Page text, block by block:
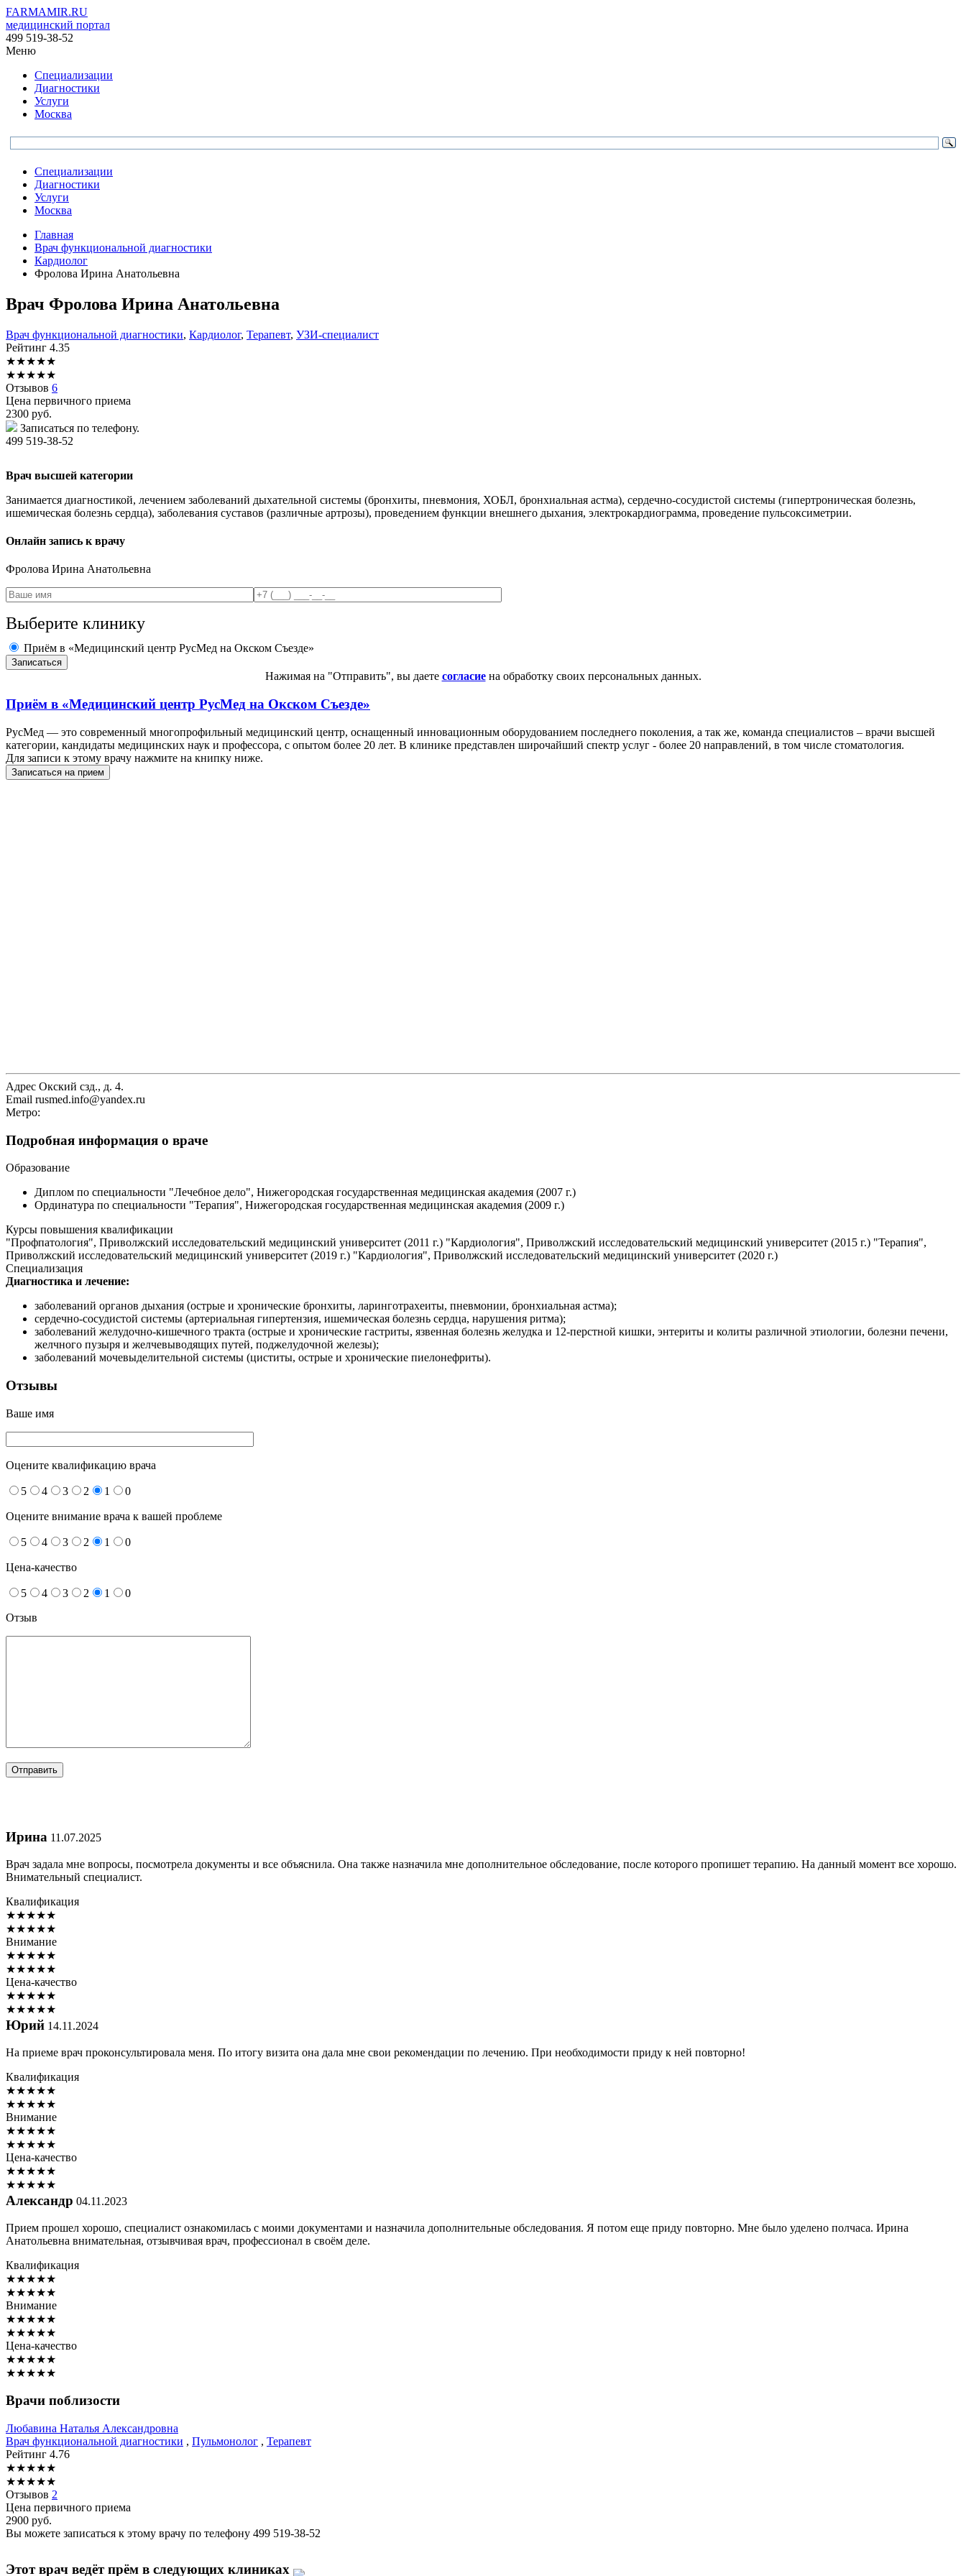
FARMAMIR.RU
медицинский портал
499 519-38-52
Меню
Специализации
Диагностики
Услуги
Москва
Специализации
Диагностики
Услуги
Москва
Главная
Врач функциональной диагностики
Кардиолог
Фролова Ирина Анатольевна
Врач Фролова Ирина Анатольевна
Врач функциональной диагностики, Кардиолог, Терапевт, УЗИ-специалист
Рейтинг 4.35
★★★★★
★★★★★
Отзывов 6
Цена первичного приема
2300 руб.
Записаться по телефону.
499 519-38-52
Врач высшей категории
Занимается диагностикой, лечением заболеваний дыхательной системы (бронхиты, пневмония, ХОБЛ, бронхиальная астма), сердечно-сосудистой системы (гипертроническая болезнь,
ишемическая болезнь сердца), заболевания суставов (различные артрозы), проведением функции внешнего дыхания, электрокардиограмма, проведение пульсоксиметрии.
Онлайн запись к врачу
Фролова Ирина Анатольевна
Выберите клинику
Приём в «Медицинский центр РусМед на Окском Съезде»
Нажимая на "Отправить", вы даете согласиена обработку своих персональных данных.
Приём в «Медицинский центр РусМед на Окском Съезде»
РусМед — это современный многопрофильный медицинский центр, оснащенный инновационным оборудованием последнего поколения, а так же, команда специалистов – врачи высшей
категории, кандидаты медицинских наук и профессора, с опытом более 20 лет. В клинике представлен широчайший спектр услуг - более 20 направлений, в том числе стоматология.
Для записи к этому врачу нажмите на книпку ниже.
Записаться на прием
Адрес Окский сзд., д. 4.
Email rusmed.info@yandex.ru
Метро:
Подробная информация о враче
Образование
Диплом по специальности "Лечебное дело", Нижегородская государственная медицинская академия (2007 г.)
Ординатура по специальности "Терапия", Нижегородская государственная медицинская академия (2009 г.)
Курсы повышения квалификации
"Профпатология", Приволжский исследовательский медицинский университет (2011 г.) "Кардиология", Приволжский исследовательский медицинский университет (2015 г.) "Терапия",
Приволжский исследовательский медицинский университет (2019 г.) "Кардиология", Приволжский исследовательский медицинский университет (2020 г.)
Специализация
Диагностика и лечение:
заболеваний органов дыхания (острые и хронические бронхиты, ларинготрахеиты, пневмонии, бронхиальная астма);
сердечно-сосудистой системы (артериальная гипертензия, ишемическая болезнь сердца, нарушения ритма);
заболеваний желудочно-кишечного тракта (острые и хронические гастриты, язвенная болезнь желудка и 12-перстной кишки, энтериты и колиты различной этиологии, болезни печени,
желчного пузыря и желчевыводящих путей, поджелудочной железы);
заболеваний мочевыделительной системы (циститы, острые и хронические пиелонефриты).
Отзывы
Ваше имя
Оцените квалификацию врача
5 4 3 2 1 0
Оцените внимание врача к вашей проблеме
5 4 3 2 1 0
Цена-качество
5 4 3 2 1
0
Отзыв
Ирина 11.07.2025
Врач задала мне вопросы, посмотрела документы и все объяснила. Она также назначила мне дополнительное обследование, после которого пропишет терапию. На данный момент все хорошо.
Внимательный специалист.
Квалификация
★★★★★
★★★★★
Внимание
★★★★★
★★★★★
Цена-качество
★★★★★
★★★★★
Юрий 14.11.2024
На приеме врач проконсультировала меня. По итогу визита она дала мне свои рекомендации по лечению. При необходимости приду к ней повторно!
Квалификация
★★★★★
★★★★★
Внимание
★★★★★
★★★★★
Цена-качество
★★★★★
★★★★★
Александр 04.11.2023
Прием прошел хорошо, специалист ознакомилась с моими документами и назначила дополнительные обследования. Я потом еще приду повторно. Мне было уделено полчаса. Ирина
Анатольевна внимательная, отзывчивая врач, профессионал в своём деле.
Квалификация
★★★★★
★★★★★
Внимание
★★★★★
★★★★★
Цена-качество
★★★★★
★★★★★
Врачи поблизости
Любавина Наталья Александровна
Врач функциональной диагностики , Пульмонолог , Терапевт
Рейтинг 4.76
★★★★★
★★★★★
Отзывов 2
Цена первичного приема
2900 руб.
Вы можете записаться к этому врачу по телефону 499 519-38-52
Этот врач ведёт прём в следующих клиниках